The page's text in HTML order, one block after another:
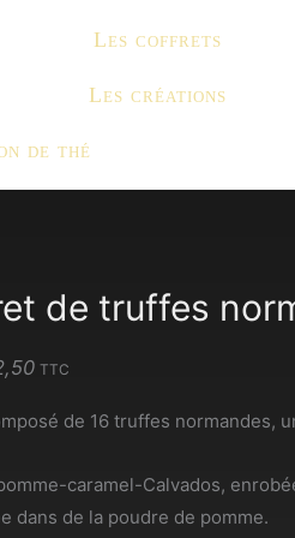
Les coffrets
Les créations
de thé
de truffes
TTC
de 16 truffes normandes,
caramel-Calvados,
dans de la poudre de pomme.